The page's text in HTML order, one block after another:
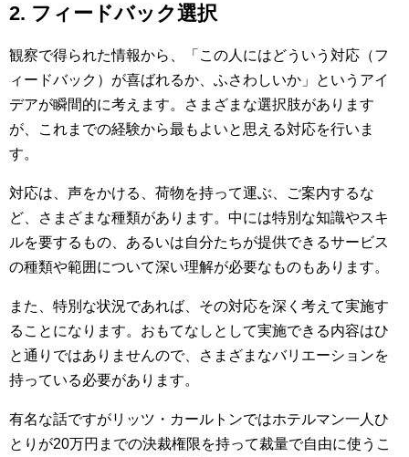
2. フィードバック選択
観察で得られた情報から、「この人にはどういう対応（フ
ィードバック）が喜ばれるか、ふさわしいか」というアイ
デアが瞬間的に考えます。さまざまな選択肢があります
が、これまでの経験から最もよいと思える対応を行いま
す。
対応は、声をかける、荷物を持って運ぶ、ご案内するな
ど、さまざまな種類があります。中には特別な知識やスキ
ルを要するもの、あるいは自分たちが提供できるサービス
の種類や範囲について深い理解が必要なものもあります。
また、特別な状況であれば、その対応を深く考えて実施す
ることになります。おもてなしとして実施できる内容はひ
と通りではありませんので、さまざまなバリエーションを
持っている必要があります。
有名な話ですがリッツ・カールトンではホテルマン一人ひ
とりが20万円までの決裁権限を持って裁量で自由に使うこ